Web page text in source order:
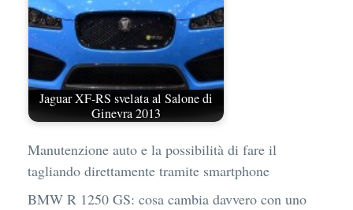
Jaguar XF-RS svelata al Salone di
Ginevra 2013
Manutenzione auto e la possibilità di fare il
tagliando direttamente tramite smartphone
BMW R 1250 GS: cosa cambia davvero con uno